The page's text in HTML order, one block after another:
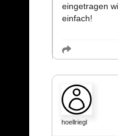
eingetragen
einfach!
hoellriegl